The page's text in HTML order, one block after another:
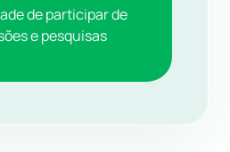
de participar de
e pesquisas